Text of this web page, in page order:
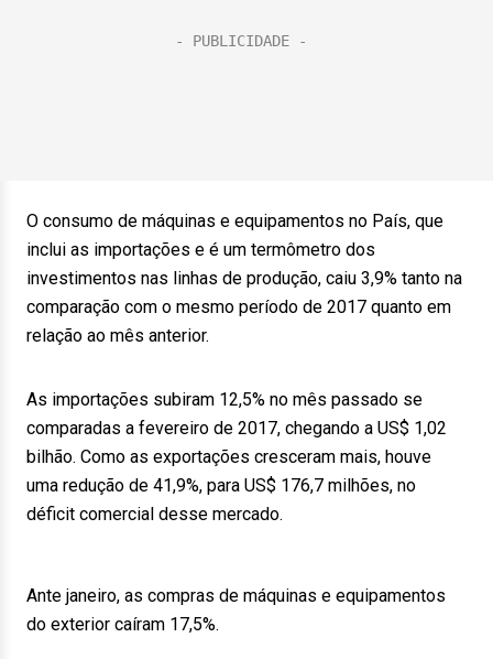
O consumo de máquinas e equipamentos no País, que
inclui as importações e é um termômetro dos
investimentos nas linhas de produção, caiu 3,9% tanto na
comparação com o mesmo período de 2017 quanto em
relação ao mês anterior.
As importações subiram 12,5% no mês passado se
comparadas a fevereiro de 2017, chegando a US$ 1,02
bilhão. Como as exportações cresceram mais, houve
uma redução de 41,9%, para US$ 176,7 milhões, no
déficit comercial desse mercado.
Ante janeiro, as compras de máquinas e equipamentos
do exterior caíram 17,5%.